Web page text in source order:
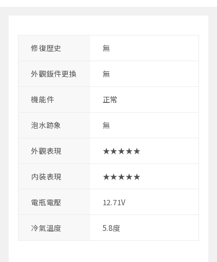
修復歴史 無
外觀鈑件更換 無
機能件 正常
泡水跡象 無
外觀表現 ★★★★★
内装表現 ★★★★★
電瓶電壓 12.71V
冷氣溫度 5.8度